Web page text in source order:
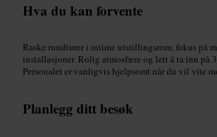
Hva du kan forvente
Raske rundturer i intime utstillingsrom, fokus på
installasjoner. Rolig atmosfære og lett å ta inn på
Personalet er vanligvis hjelpsomt når du vil vite
Planlegg ditt besøk